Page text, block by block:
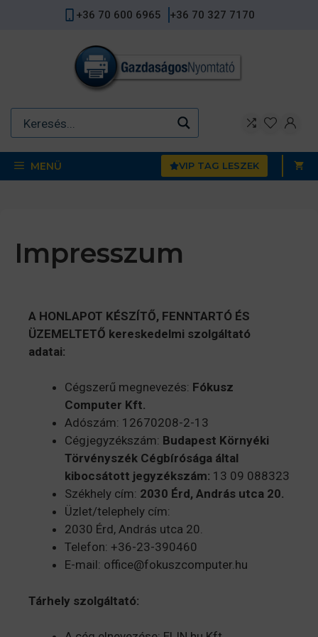
+36 70 600 6965 +36 70 327 7170
MENÜ VIP TAG LESZEK
Impresszum
A HONLAPOT KÉSZÍTŐ, FENNTARTÓ ÉS
ÜZEMELTETŐ kereskedelmi szolgáltató
adatai:
Cégszerű megnevezés: Fókusz
Computer Kft.
Adószám: 12670208-2-13
Cégjegyzékszám: Budapest Környéki
Törvényszék Cégbírósága által
kibocsátott jegyzékszám: 13 09 088323
Székhely cím: 2030 Érd, András utca 20.
Üzlet/telephely cím:
2030 Érd, András utca 20.
Telefon: +36-23-390460
E-mail: office@fokuszcomputer.hu
Tárhely szolgáltató: